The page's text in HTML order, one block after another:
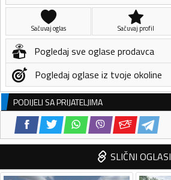
Sačuvaj oglas Sačuvaj profil
Pogledaj sve oglase prodavca
Pogledaj oglase iz tvoje okoline
PODIJELI SA PRIJATELJIMA
SLIČNI OGLASI